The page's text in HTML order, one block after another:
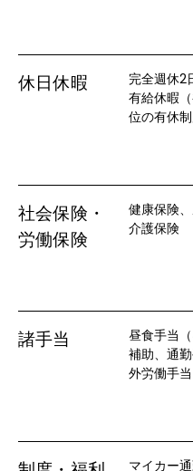
休日休暇
完全週休2
有給休暇
位の有休
社会保険・
労働保険
健康保険
介護保険
諸手当
昼食手当
補助、通
外労働手
マイカー